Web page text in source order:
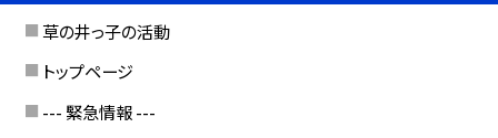
草の井っ子の活動
トップページ
--- 緊急情報 ---